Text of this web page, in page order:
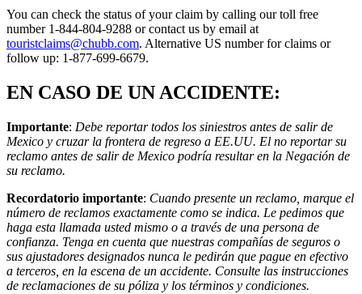
You can check the status of your claim by calling our toll free
number 1-844-804-9288 or contact us by email at
touristclaims@chubb.com. Alternative US number for claims or
follow up: 1-877-699-6679.
EN CASO DE UN ACCIDENTE:
Importante: Debe reportar todos los siniestros antes de salir de
Mexico y cruzar la frontera de regreso a EE.UU. El no reportar su
reclamo antes de salir de Mexico podría resultar en la Negación de
su reclamo.
Recordatorio importante: Cuando presente un reclamo, marque el
número de reclamos exactamente como se indica. Le pedimos que
haga esta llamada usted mismo o a través de una persona de
confianza. Tenga en cuenta que nuestras compañías de seguros o
sus ajustadores designados nunca le pedirán que pague en efectivo
a terceros, en la escena de un accidente. Consulte las instrucciones
de reclamaciones de su póliza y los términos y condiciones.